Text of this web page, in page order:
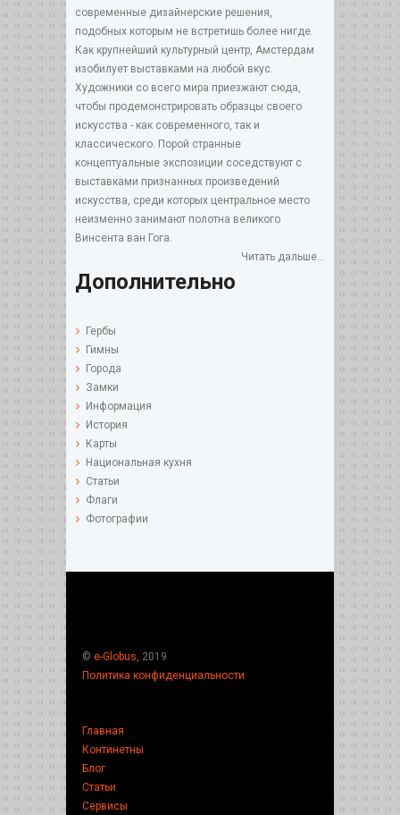
современные дизайнерские решения,
подобных которым не встретишь более нигде.
Как крупнейший культурный центр, Амстердам
изобилует выставками на любой вкус.
Художники со всего мира приезжают сюда,
чтобы продемонстрировать образцы своего
искусства - как современного, так и
классического. Порой странные
концептуальные экспозиции соседствуют с
выставками признанных произведений
искусства, среди которых центральное место
неизменно занимают полотна великого
Винсента ван Гога.
Читать дальше...
Дополнительно
Гербы
Гимны
Города
Замки
Информация
История
Карты
Национальная кухня
Статьи
Флаги
Фотографии
© e-Globus , 2019
Политика конфиденциальности
Главная
Континетны
Блог
Статьи
Сервисы